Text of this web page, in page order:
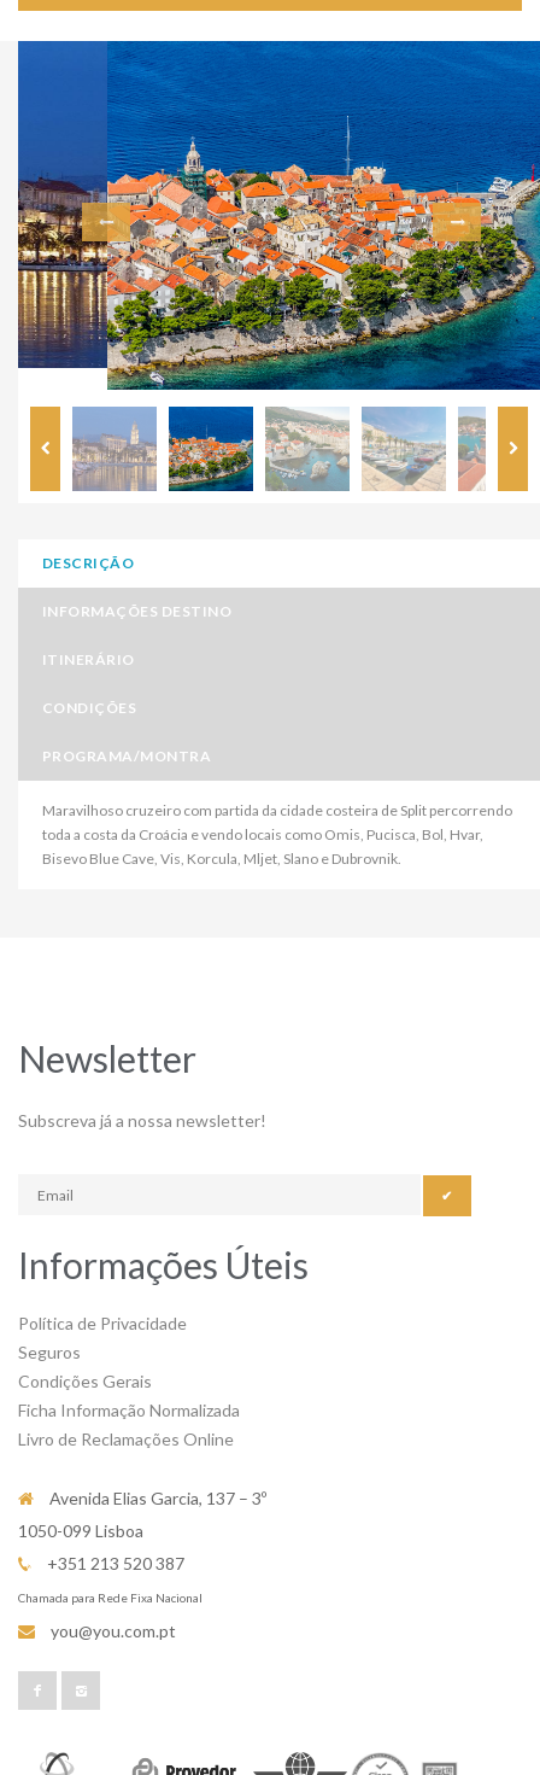
DESCRIÇÃO
INFORMAÇÕES DESTINO
ITINERÁRIO
CONDIÇÕES
PROGRAMA/MONTRA
Maravilhoso cruzeiro com partida da cidade costeira de Split percorrendo
toda a costa da Croácia e vendo locais como Omis, Pucisca, Bol, Hvar,
Bisevo Blue Cave, Vis, Korcula, Mljet, Slano e Dubrovnik.
Newsletter
Subscreva já a nossa newsletter!
✔
Informações Úteis
Política de Privacidade
Seguros
Condições Gerais
Ficha Informação Normalizada
Livro de Reclamações Online
Avenida Elias Garcia, 137 – 3º
1050-099 Lisboa
+351 213 520 387
Chamada para Rede Fixa Nacional
you@you.com.pt